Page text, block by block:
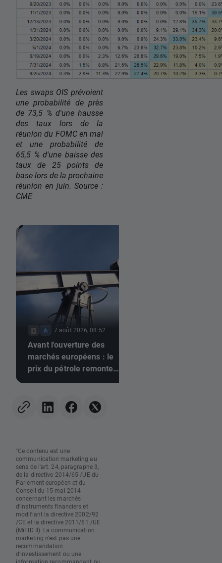
Les swaps OIS prévoient
une probabilité de près
de 73,5 % d'une hausse
des taux lors de la
réunion du FOMC en mai
et une probabilité de
65,5 % d'une baisse des
taux de 25 points de
base lors de la prochaine
réunion en juin. Source :
CME
7 août 2026, 08:52
Avant l'ouverture des
marchés européens : le
prix du pétrole remonte
"Ce contenu est une
communication marketing au
sens de l'art. 24, paragraphe 3,
de la directive 2014/65 /UE du
Parlement européen et du
Conseil du 15 mai 2014
concernant les marchés
d'instruments financiers et
modifiant la directive 2002/92
/CE et la directive 2011/61 /UE
(MiFID II). La communication
marketing n'est pas une
recommandation
d'investissement ou une